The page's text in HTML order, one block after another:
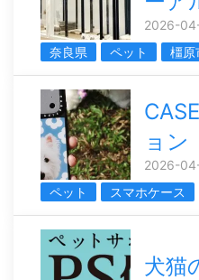
2026-
奈良県
ペット 橿原
ョン
2026-
ペット
スマホケース
犬猫